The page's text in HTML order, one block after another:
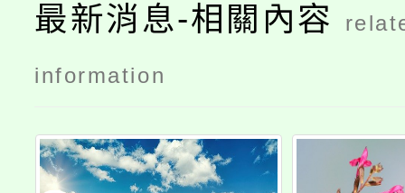
最新消息-相關內容
information